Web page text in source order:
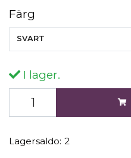
Färg
SVART
I lager.
Lagersaldo: 2